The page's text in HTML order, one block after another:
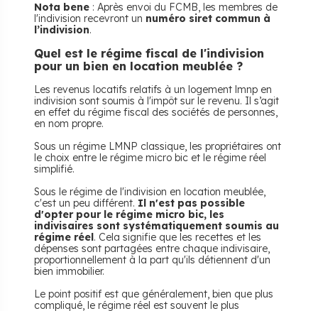
Nota bene : Après envoi du FCMB, les membres de
l'indivision recevront un numéro siret commun à
l’indivision.
Quel est le régime fiscal de l'indivision
pour un bien en location meublée ?
Les revenus locatifs relatifs à un logement lmnp en
indivision sont soumis à l'impôt sur le revenu. Il s’agit
en effet du régime fiscal des sociétés de personnes,
en nom propre.
Sous un régime LMNP classique, les propriétaires ont
le choix entre le régime micro bic et le régime réel
simplifié.
Sous le régime de l'indivision en location meublée,
c'est un peu différent. Il n'est pas possible
d'opter pour le régime micro bic, les
indivisaires sont systématiquement soumis au
régime réel. Cela signifie que les recettes et les
dépenses sont partagées entre chaque indivisaire,
proportionnellement à la part qu'ils détiennent d'un
bien immobilier.
Le point positif est que généralement, bien que plus
compliqué, le régime réel est souvent le plus